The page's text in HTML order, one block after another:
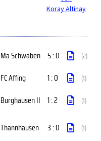
Koray Altinay
Ma Schwaben 5 : 0 (2)
FC Affing 1 : 0 (1)
Burghausen II 1 : 2 (1)
Thannhausen 3 : 0 (1)